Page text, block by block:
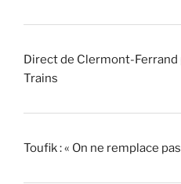
Direct de Clermont-Ferrand
Trains
Toufik : « On ne remplace